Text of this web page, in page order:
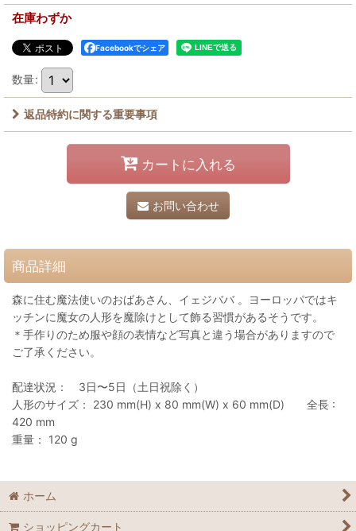
在庫わずか
Facebookでシェア
数量:
返品特約に関する重要事項
カートに入れる
お問い合わせ
商品詳細
森に住む魔法使いのおばあさん、イェジババ 。ヨーロッパではキ
ッチンに魔女の人形を魔除けとして飾る習慣があるそうです。
＊手作りのため服や顔の表情など写真と違う場合がありますので
ご了承ください。
配達状況： 3日〜5日（土日祝除く）
人形のサイズ： 230 mm(H) x 80 mm(W) x 60 mm(D) 全長 :
420 mm
重量： 120 g
ホーム
ショッピングカート